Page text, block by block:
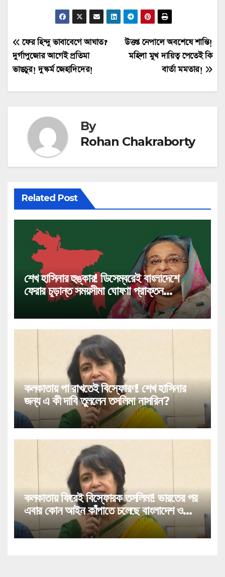
Post
navigation
উত্তপ্ত নেপালে অবশেষে শান্তি!
মহিলা মুখ দায়িত্ব পেতেই কি
বার্তা মমতার!
ফের হিন্দু ভাবাবেগে আঘাত?
দুর্গাপুজোর আগেই প্রতিমা
ভাঙচুর! দুস্কর্ম জেহাদিদের!
By
Rohan Chakraborty
Related Post
শেখ হাসিনার হুঙ্কার! ডিসেম্বরেই বাংলাদেশে
ফেরার চূড়ান্ত সময়সীমা ঘোষণা প্রাক্তন
প্রধানমন্ত্রীর!
কলকাতায় পা রাখতেই বিস্ফোরণ! শেখ হাসিনার
জন্য এ কী দাবি তুললেন তসলিমা নাসরিন?
কলকাতায় ফিরেই বিস্ফোরক তসলিমা! ভারতের পর
এবার কোন আইন কাঁপাতে চলেছে বাংলাদেশ ও
পাকিস্তানকে?